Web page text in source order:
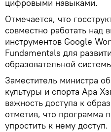
цифровыми навыками.
Отмечается, что
совместно работать над
инструментов Google
Fundamentals для
образовательной
Заместитель министра
культуры и спорта Ара
важность доступа к
отметив, что программа
упростить к нему доступ.